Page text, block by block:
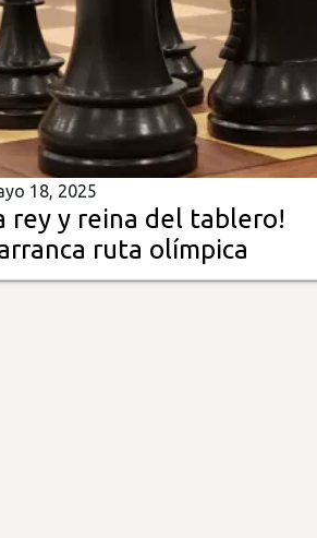
18, 2025
rey y reina del tablero!
ruta olímpica